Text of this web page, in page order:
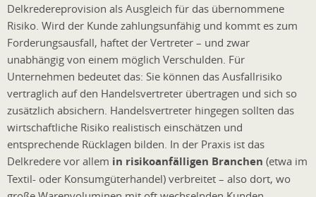
Delkredereprovision als Ausgleich für das übernommene
Risiko. Wird der Kunde zahlungsunfähig und kommt es zum
Forderungsausfall, haftet der Vertreter – und zwar
unabhängig von einem möglich Verschulden. Für
Unternehmen bedeutet das: Sie können das Ausfallrisiko
vertraglich auf den Handelsvertreter übertragen und sich so
zusätzlich absichern. Handelsvertreter hingegen sollten das
wirtschaftliche Risiko realistisch einschätzen und
entsprechende Rücklagen bilden. In der Praxis ist das
Delkredere vor allem in risikoanfälligen Branchen (etwa im
Textil- oder Konsumgüterhandel) verbreitet – also dort, wo